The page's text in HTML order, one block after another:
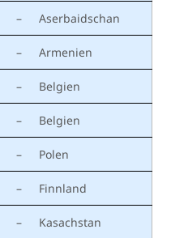
– Aserbaidschan
– Armenien
– Belgien
– Belgien
– Polen
– Finnland
– Kasachstan